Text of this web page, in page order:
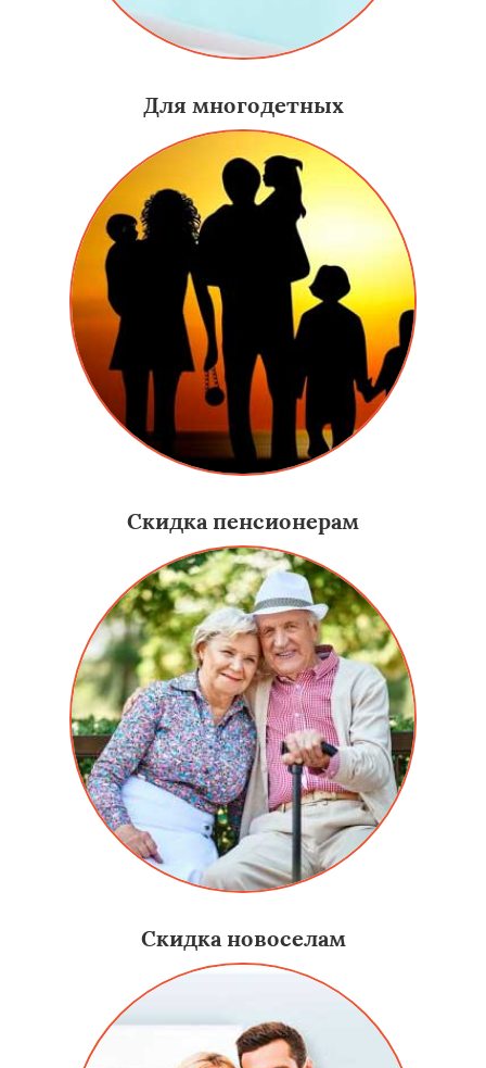
Для многодетных
Скидка пенсионерам
Скидка новоселам